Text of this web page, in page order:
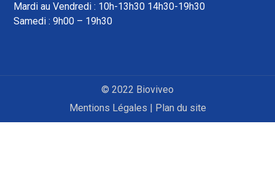
Mardi au Vendredi : 10h-13h30 14h30-19h30
Samedi : 9h00 – 19h30
© 2022 Bioviveo
Mentions Légales | Plan du site